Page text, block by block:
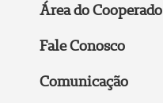
Área do Cooperado
Fale Conosco
Comunicação